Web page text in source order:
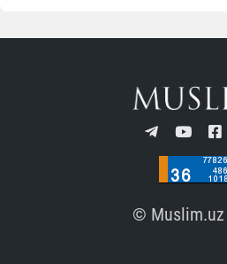
© Muslim.uz